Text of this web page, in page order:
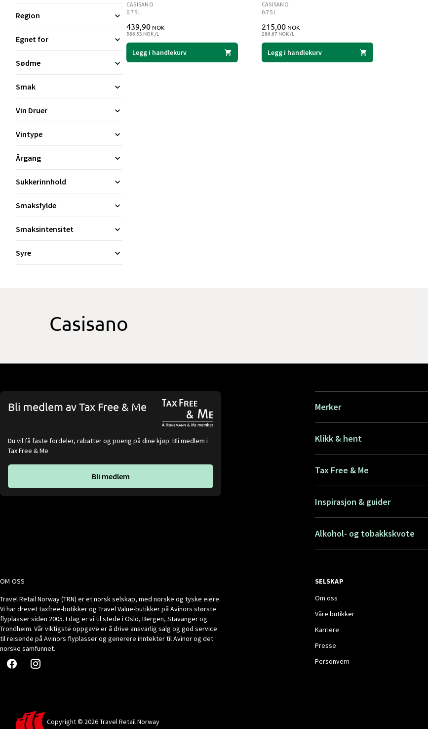
Region
Egnet for
Sødme
Smak
Vin Druer
Vintype
Årgang
Sukkerinnhold
Smaksfylde
Smaksintensitet
Syre
CASISANO
0.75 L
439,90 NOK
586.53 NOK /L
Legg i handlekurv
CASISANO
0.75 L
215,00 NOK
286.67 NOK /L
Legg i handlekurv
Casisano
Bli medlem av Tax Free & Me
Du vil få faste fordeler, rabatter og poeng på dine kjøp. Bli medlem i
Tax Free & Me
Bli medlem
Merker
Klikk & hent
Tax Free & Me
Inspirasjon & guider
Alkohol- og tobakkskvote
OM OSS
Travel Retail Norway (TRN) er et norsk selskap, med norske og tyske eiere.
Vi har drevet taxfree-butikker og Travel Value-butikker på Avinors største
flyplasser siden 2005. I dag er vi til stede i Oslo, Bergen, Stavanger og
Trondheim. Vår viktigste oppgave er å drive ansvarlig salg og god service
til reisende på Avinors flyplasser og generere inntekter til Avinor og det
norske samfunnet.
SELSKAP
Om oss
Våre butikker
Karriere
Presse
Personvern
Copyright © 2026 Travel Retail Norway